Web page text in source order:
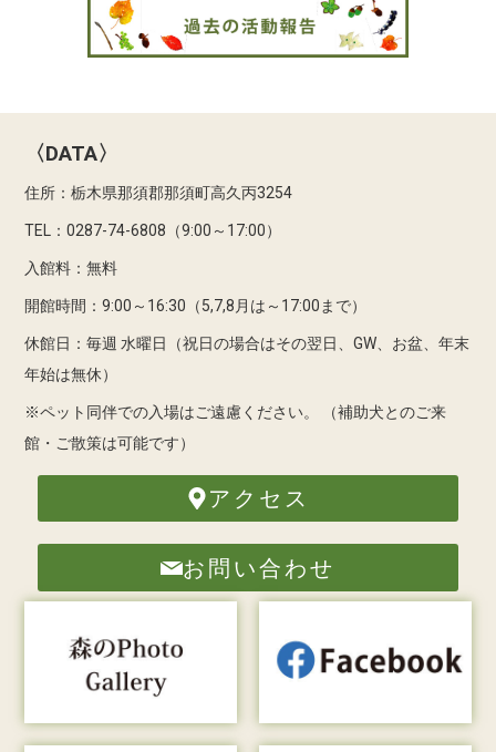
〈DATA〉
住所：栃木県那須郡那須町高久丙3254
TEL：0287-74-6808（9:00～17:00）
入館料：無料
開館時間：9:00～16:30（5,7,8月は～17:00まで）
休館日：毎週 水曜日（祝日の場合はその翌日、GW、お盆、年末
年始は無休）
※ペット同伴での入場はご遠慮ください。
（補助犬とのご来
館・ご散策は可能です）
アクセス
お問い合わせ